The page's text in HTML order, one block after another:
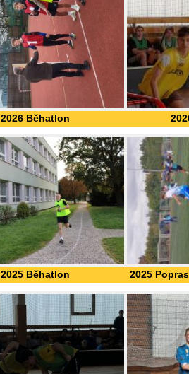
2026 Běhatlon
2025 Běhatlon 2025